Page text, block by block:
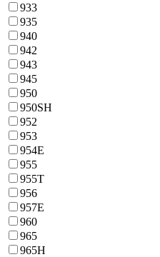
933
935
940
942
943
945
950
950SH
952
953
954E
955
955T
956
957E
960
965
965H